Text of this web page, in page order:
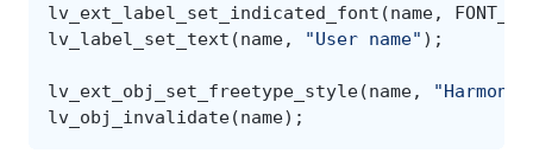
lv_ext_label_set_indicated_font (name,
lv_label_set_text (name, "User name" );
lv_ext_obj_set_freetype_style(name,
lv_obj_invalidate(name);